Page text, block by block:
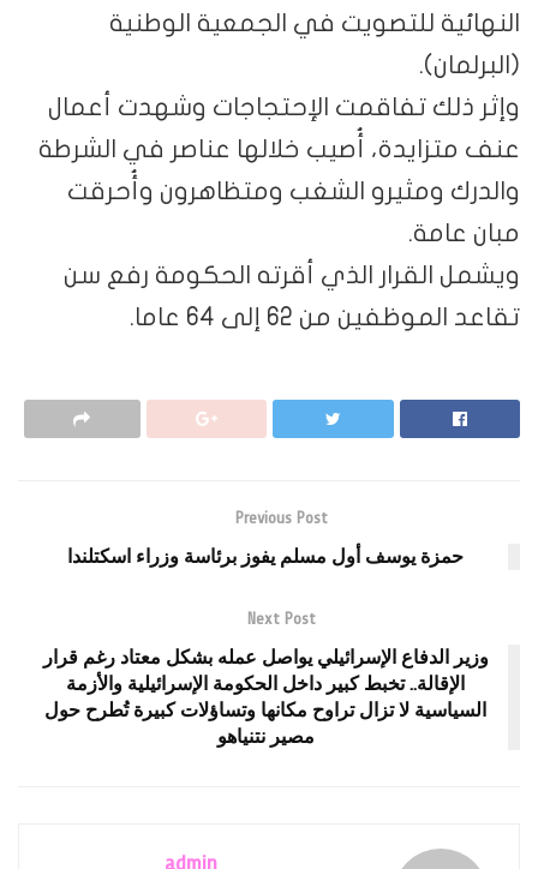
النهائية للتصويت في الجمعية الوطنية
(البرلمان).
وإثر ذلك تفاقمت الإحتجاجات وشهدت أعمال
عنف متزايدة، أُصيب خلالها عناصر في الشرطة
والدرك ومثيرو الشغب ومتظاهرون وأُحرقت
مبان عامة.
ويشمل القرار الذي أقرته الحكومة رفع سن
تقاعد الموظفين من 62 إلى 64 عاما.
Previous Post
حمزة يوسف أول مسلم يفوز برئاسة وزراء اسكتلندا
Next Post
وزير الدفاع الإسرائيلي يواصل عمله بشكل معتاد رغم قرار
الإقالة.. تخبط كبير داخل الحكومة الإسرائيلية والأزمة
السياسية لا تزال تراوح مكانها وتساؤلات كبيرة تُطرح حول
مصير نتنياهو